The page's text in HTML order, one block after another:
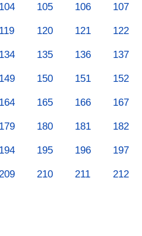
104 105 106 107
119 120 121 122
134 135 136 137
149 150 151 152
164 165 166 167
179 180 181 182
194 195 196 197
209 210 211 212